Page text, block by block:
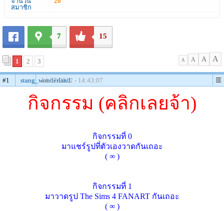
สมาชิก
7 15
1 2 3 A A A A
#1 stang_wonderland
14-07-2012 - 14:43:07
กิจกรรม (คลิกเลยจ้า)
กิจกรรมที่ 0
มาแชร์รูปที่ตัวเองวาดกันเถอะ
( ∞ )
กิจกรรมที่ 1
มาวาดรูป The Sims 4 FANART กันเถอะ
( ∞ )